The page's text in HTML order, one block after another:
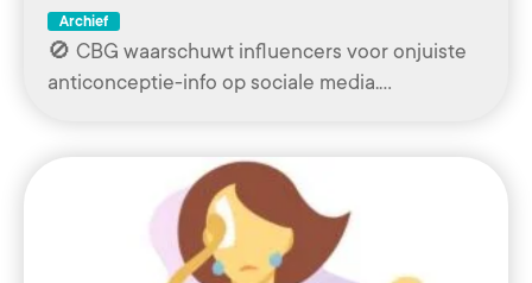
Archief
🚫 CBG waarschuwt influencers voor onjuiste
anticonceptie-info op sociale media.…